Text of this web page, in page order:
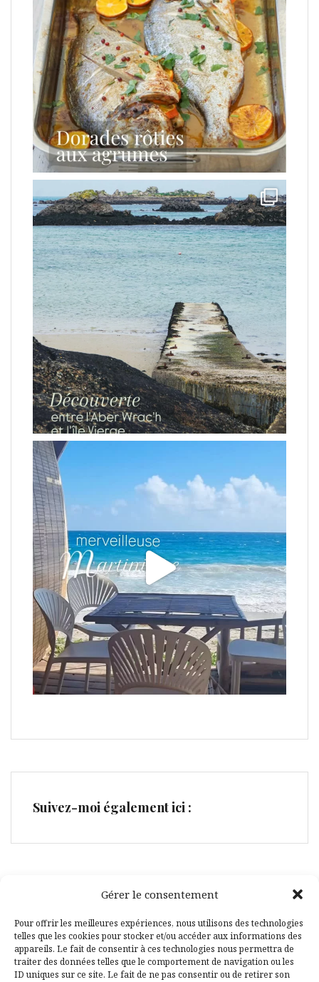
Gérer le consentement
Pour offrir les meilleures expériences, nous utilisons des technologies
telles que les cookies pour stocker et/ou accéder aux informations des
appareils. Le fait de consentir à ces technologies nous permettra de
traiter des données telles que le comportement de navigation ou les
ID uniques sur ce site. Le fait de ne pas consentir ou de retirer son
Suivez-moi également ici :
Facebook
Pinterest